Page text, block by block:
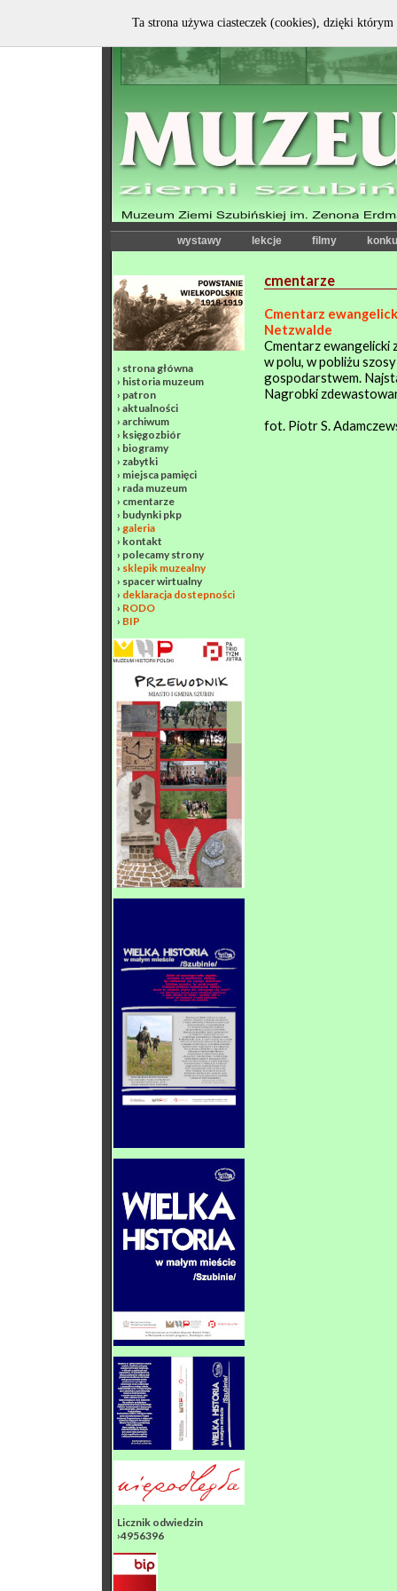
wystawy lekcje filmy
› strona główna
› historia muzeum
› patron
› aktualności
› archiwum
› księgozbiór
› biogramy
› zabytki
› miejsca pamięci
› rada muzeum
› cmentarze
› budynki pkp
› galeria
› kontakt
› polecamy strony
› sklepik muzealny
› spacer wirtualny
› deklaracja dostepności
› RODO
› BIP
Licznik odwiedzin
›4956396
cmentarze
Cmentarz
Netzwalde
Cmentarz ewangelicki
w polu, w pobliżu
gospodarstwem.
Nagrobki
fot. Piotr S.
Ta strona używa ciasteczek (cookies), dzięki